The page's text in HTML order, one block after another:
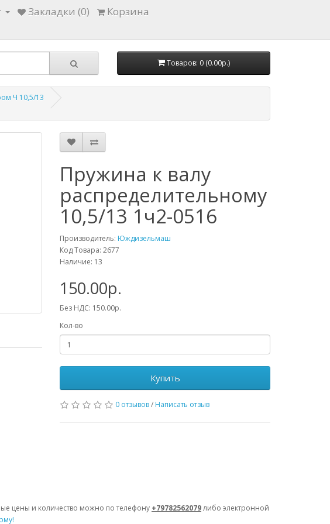
Закладки (0)
Корзина
Товаров: 0 (0.00р.)
Ч 10,5/13
Пружина к валу
распределительному
10,5/13 1ч2-0516
Производитель: Юждизельмаш
Код Товара: 2677
Наличие: 13
150.00р.
Без НДС: 150.00р.
Кол-во
Купить
0 отзывов/ Написать отзыв
цены и количество можно по телефону +79782562079либо электронной